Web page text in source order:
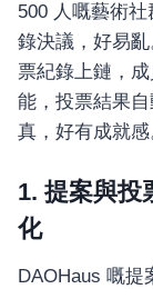
500 人嘅藝術
錄決議，好易
票紀錄上鏈，
能，投票結果
真，好有成就感
1. 提案與投
化
DAOHaus 嘅提